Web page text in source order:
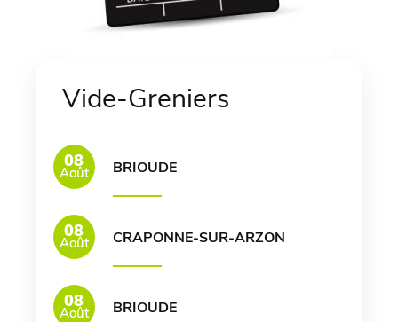
Vide-Greniers
08
Août BRIOUDE
08
Août CRAPONNE-SUR-ARZON
08
Août BRIOUDE